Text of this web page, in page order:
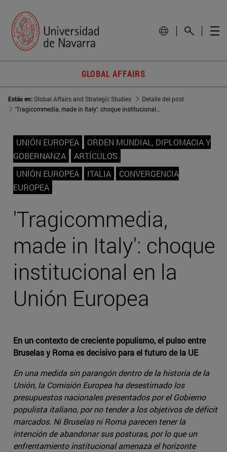
GLOBAL AFFAIRS
Estás en:Global Affairs and Strategic Studies
Detalle del post
'Tragicommedia, made in Italy': choque institucional en la Unión Europea
UNIÓN EUROPEA
ORDEN MUNDIAL, DIPLOMACIA Y
GOBERNANZA
ARTÍCULOS
UNIÓN EUROPEA
ITALIA
CONVERGENCIA
EUROPEA
'Tragicommedia,
made in Italy': choque
institucional en la
Unión Europea
En un contexto de creciente populismo, el pulso entre
Bruselas y Roma es decisivo para el futuro de la UE
En una medida sin parangón dentro de la historia de la
Unión, la Comisión Europea ha desestimado los
presupuestos nacionales presentados por el Gobierno
populista italiano, por no tender a los objetivos de déficit
marcados. Ni Bruselas ni Roma parecen tener la
intención de abandonar sus posturas, por lo que un
enfrentamiento institucional amenaza el horizonte